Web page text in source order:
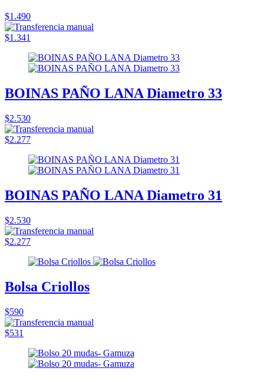
$1.490
$1.341
BOINAS PAÑO LANA Diametro 33
$2.530
$2.277
BOINAS PAÑO LANA Diametro 31
$2.530
$2.277
Bolsa Criollos
$590
$531